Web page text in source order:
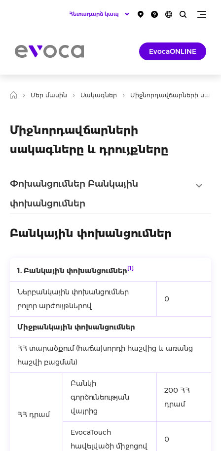
Հետադարձ կապ
EvocaONLINE
Մեր մասին Սակագներ Միջնորդավճարների
Միջնորդավճարների
սակագները և դրույքները
Փոխանցումներ Բանկային
փոխանցումներ
Բանկային փոխանցումներ
1. Բանկային փոխանցումներ[1]
Ներբանկային փոխանցումներ
բոլոր արժույթներով
0
Միջբանկային փոխանցումներ
ՀՀ տարածքում (հաճախորդի հաշվից և առանց
հաշվի բացման)
ՀՀ դրամ
Բանկի
գործունեության
վայրից
200 ՀՀ
դրամ
EvocaTouch
հավելվածի միջոցով
0